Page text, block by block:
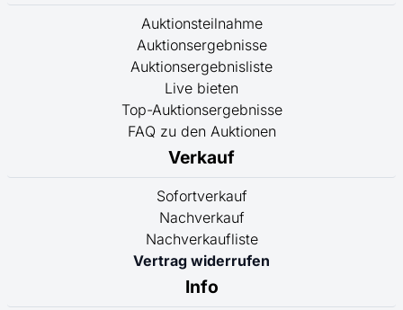
Auktionsteilnahme
Auktionsergebnisse
Auktionsergebnisliste
Live bieten
Top-Auktionsergebnisse
FAQ zu den Auktionen
Verkauf
Sofortverkauf
Nachverkauf
Nachverkaufliste
Vertrag widerrufen
Info